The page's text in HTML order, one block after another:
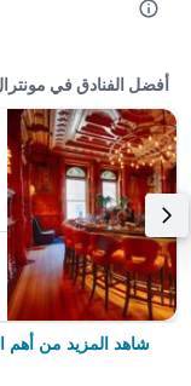
أفضل الفنادق في
شاهد المزيد من أهم